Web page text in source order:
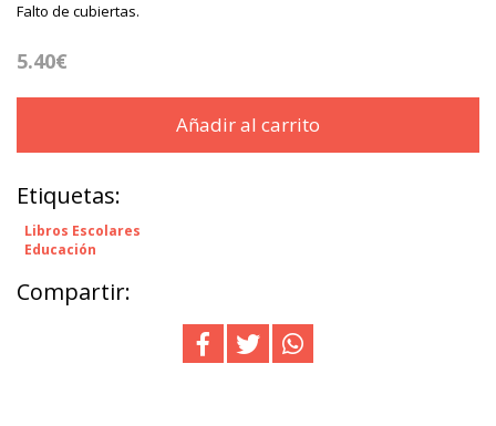
Falto de cubiertas.
5.40€
Añadir al carrito
Etiquetas:
Libros Escolares
Educación
Compartir: